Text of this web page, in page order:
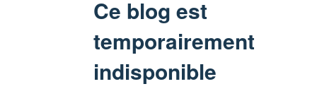
Ce blog est
temporairement
indisponible